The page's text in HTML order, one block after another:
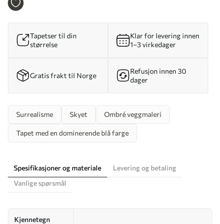
Tapetser til din
størrelse
Klar for levering innen
1–3 virkedager
Gratis frakt til Norge
Refusjon innen 30
dager
Surrealisme Skyet Ombré veggmaleri
Tapet med en dominerende blå farge
Spesifikasjoner og materiale
Levering og betaling
Vanlige spørsmål
Kjennetegn